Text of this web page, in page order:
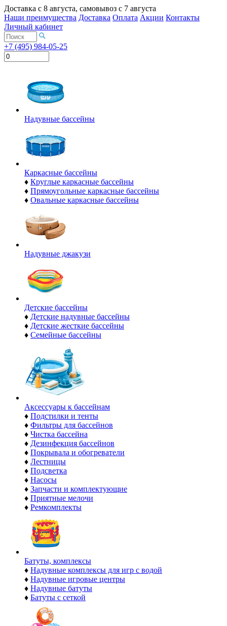
Доставка с 8 августа, самовывоз с 7 августа
Наши преимущества Доставка Оплата Акции Контакты
Личный кабинет
+7 (495) 984-05-25
Надувные бассейны
Каркасные бассейны
♦ Круглые каркасные бассейны
♦ Прямоугольные каркасные бассейны
♦ Овальные каркасные бассейны
Надувные джакузи
Детские бассейны
♦ Детские надувные бассейны
♦ Детские жесткие бассейны
♦ Семейные бассейны
Аксессуары к бассейнам
♦ Подстилки и тенты
♦ Фильтры для бассейнов
♦ Чистка бассейна
♦ Дезинфекция бассейнов
♦ Покрывала и обогреватели
♦ Лестницы
♦ Подсветка
♦ Насосы
♦ Запчасти и комплектующие
♦ Приятные мелочи
♦ Ремкомплекты
Батуты, комплексы
♦ Надувные комплексы для игр с водой
♦ Надувные игровые центры
♦ Надувные батуты
♦ Батуты с сеткой